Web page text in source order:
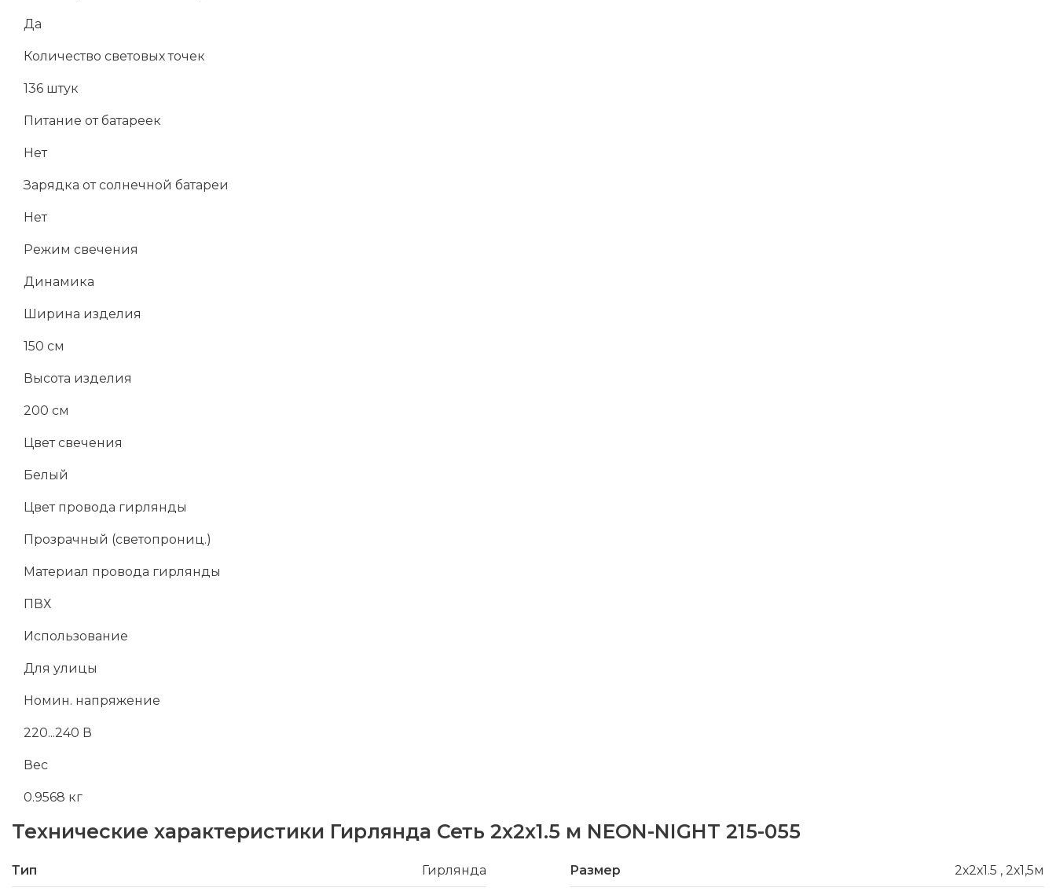
Да
Количество световых точек
136 штук
Питание от батареек
Нет
Зарядка от солнечной батареи
Нет
Режим свечения
Динамика
Ширина изделия
150 см
Высота изделия
200 см
Цвет свечения
Белый
Цвет провода гирлянды
Прозрачный (светопрониц.)
Материал провода гирлянды
ПВХ
Использование
Для улицы
Номин. напряжение
220...240 В
Вес
0.9568 кг
Технические характеристики Гирлянда Сеть 2х2х1.5 м NEON-NIGHT 215-055
Тип Гирлянда Размер 2х2х1.5 , 2х1,5м